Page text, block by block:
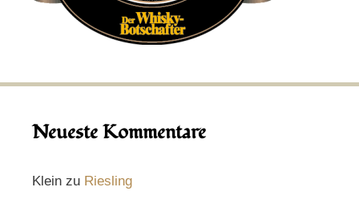
Neueste Kommentare
Klein zu Riesling